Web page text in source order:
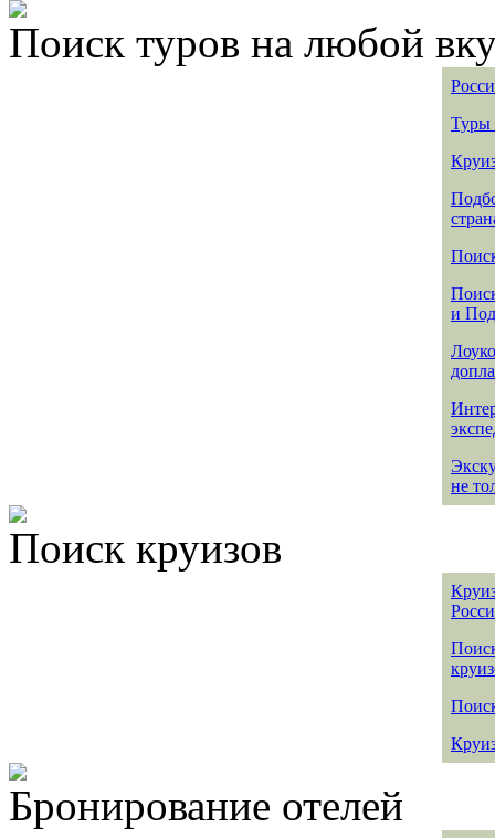
Поиск туров на любой
Туры
и
не
Поиск круизов
Бронирование отелей